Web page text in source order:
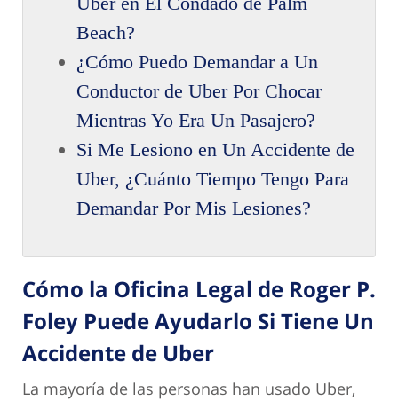
Beach?
¿Cómo Puedo Demandar a Un
Conductor de Uber Por Chocar
Mientras Yo Era Un Pasajero?
Si Me Lesiono en Un Accidente de
Uber, ¿Cuánto Tiempo Tengo Para
Demandar Por Mis Lesiones?
Cómo la Oficina Legal de Roger P.
Foley Puede Ayudarlo Si Tiene Un
Accidente de Uber
La mayoría de las personas han usado Uber,